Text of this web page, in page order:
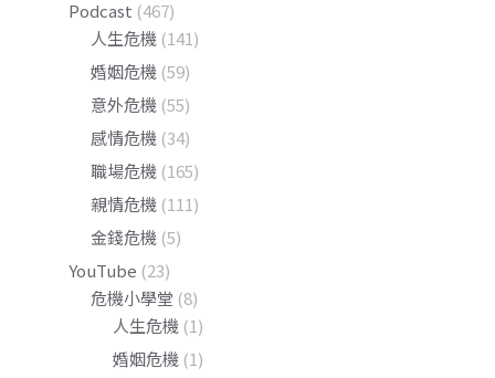
Podcast (467)
人生危機 (141)
婚姻危機 (59)
意外危機 (55)
感情危機 (34)
職場危機 (165)
親情危機 (111)
金錢危機 (5)
YouTube (23)
危機小學堂 (8)
人生危機 (1)
婚姻危機 (1)